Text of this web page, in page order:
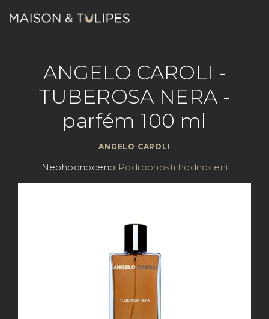
na
košík
ANGELO CAROLI -
TUBEROSA NERA -
parfém 100 ml
ANGELO CAROLI
Průměrné
Neohodnoceno Podrobnosti hodnocení